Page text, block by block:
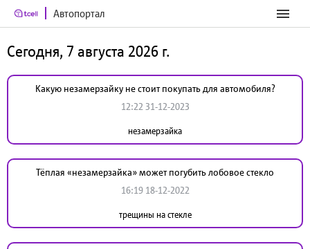
Автопортал
Сегодня, 7 августа 2026 г.
Какую незамерзайку не стоит покупать для автомобиля?
12:22 31-12-2023
незамерзайка
Тёплая «незамерзайка» может погубить лобовое стекло
16:19 18-12-2022
трещины на стекле